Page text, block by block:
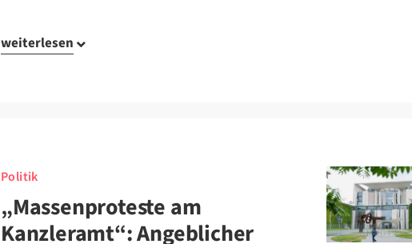
weiterlesen
Politik
„Massenproteste am
Kanzleramt“: Angeblicher